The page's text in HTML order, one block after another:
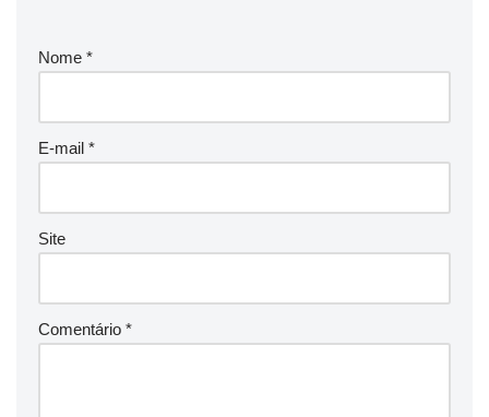
Nome *
E-mail *
Site
Comentário *